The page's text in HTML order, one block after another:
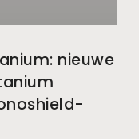
nieuwe